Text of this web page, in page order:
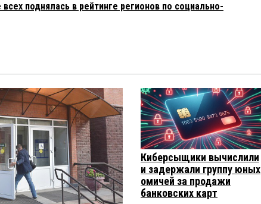
поднялась в рейтинге регионов по социально-
Киберсыщики вычислили
и задержали группу юных
омичей за продажи
банковских карт